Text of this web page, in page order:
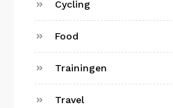
Cycling
Food
Trainingen
Travel